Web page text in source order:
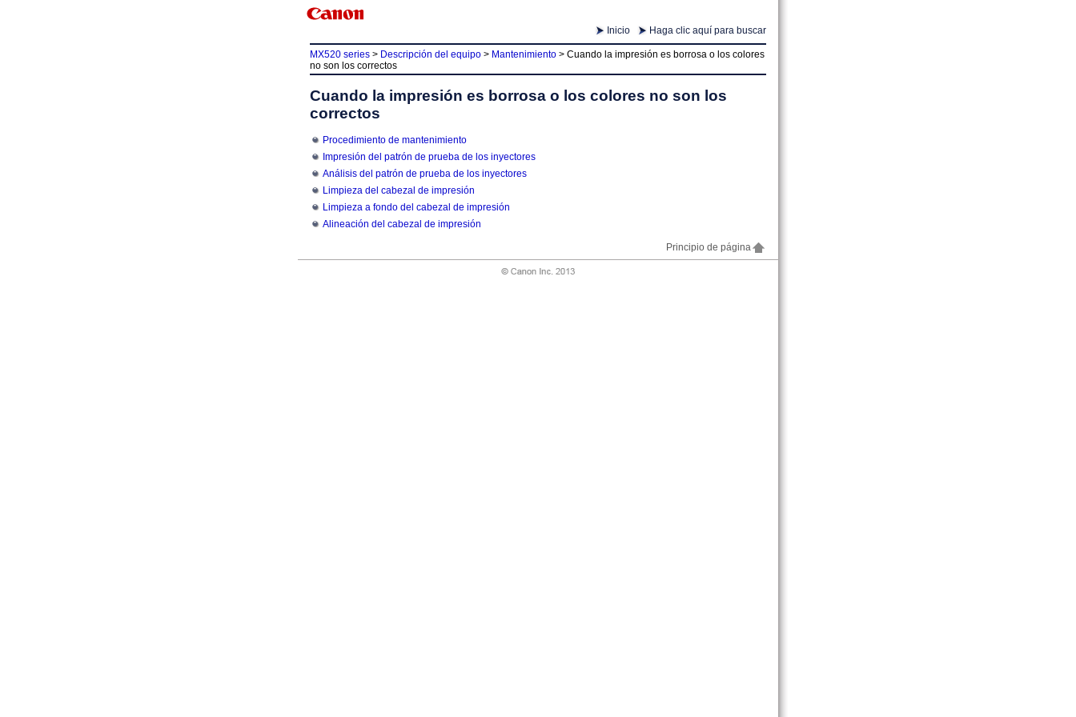
Inicio Haga clic aquí para buscar
MX520 series > Descripción del equipo > Mantenimiento > Cuando la impresión es borrosa o los colores
no son los correctos
Cuando la impresión es borrosa o los colores no son los
correctos
Procedimiento de mantenimiento
Impresión del patrón de prueba de los inyectores
Análisis del patrón de prueba de los inyectores
Limpieza del cabezal de impresión
Limpieza a fondo del cabezal de impresión
Alineación del cabezal de impresión
Principio de página